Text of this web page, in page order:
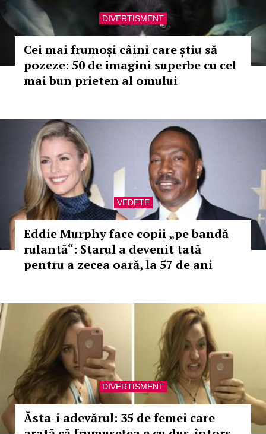
DIVERTISMENT
Cei mai frumoși câini care știu să
pozeze: 50 de imagini superbe cu cel
mai bun prieten al omului
VEDETE
Eddie Murphy face copii „pe bandă
rulantă“: Starul a devenit tată
pentru a zecea oară, la 57 de ani
DIVERTISMENT
Ăsta-i adevărul: 35 de femei care